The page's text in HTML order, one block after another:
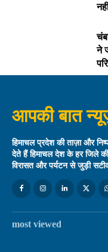
ने
आपकी बात
हिमाचल प्रदेश की ताज़ा और
देते हैं हिमाचल देश के हर जिले
विरासत और पर्यटन से जुड़ी
most viewed